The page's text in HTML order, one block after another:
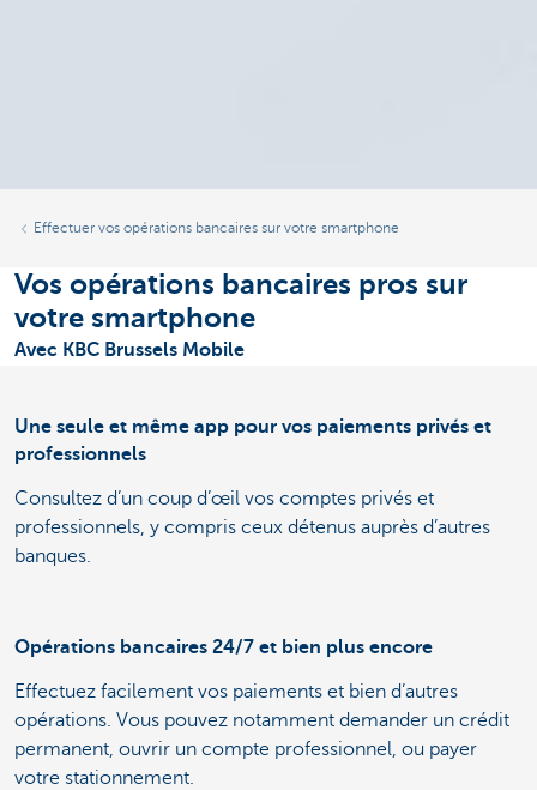
Effectuer vos opérations bancaires sur votre smartphone
Vos opérations bancaires pros sur
votre smartphone
Avec KBC Brussels Mobile
Une seule et même app pour vos paiements privés et
professionnels
Consultez d’un coup d’œil vos comptes privés et
professionnels, y compris ceux détenus auprès d’autres
banques.
Opérations bancaires 24/7 et bien plus encore
Effectuez facilement vos paiements et bien d’autres
opérations. Vous pouvez notamment demander un crédit
permanent, ouvrir un compte professionnel, ou payer
votre stationnement.